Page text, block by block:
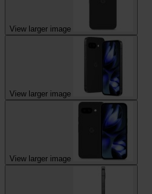
View larger image
View larger image
View larger image